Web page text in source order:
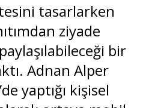
tasarlarken
ziyade
bir
Adnan Alper
yaptığı kişisel